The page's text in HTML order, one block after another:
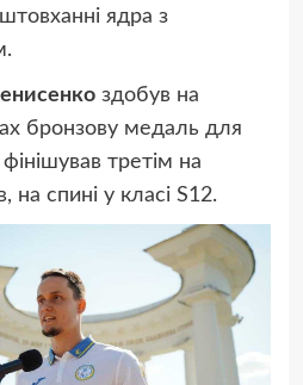
ядра з
здобув на
бронзову медаль для
третім на
на спині у класі S12.